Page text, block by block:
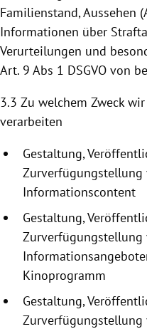
Familienstand, Aussehen
Informationen über
Verurteilungen und
Art. 9 Abs 1 DSGVO von
3.3 Zu welchem Zweck
verarbeiten
Gestaltung,
Zurverfügungstellung
Informationscontent
Gestaltung,
Zurverfügungstellung
Kinoprogramm
Gestaltung,
Zurverfügungstellung